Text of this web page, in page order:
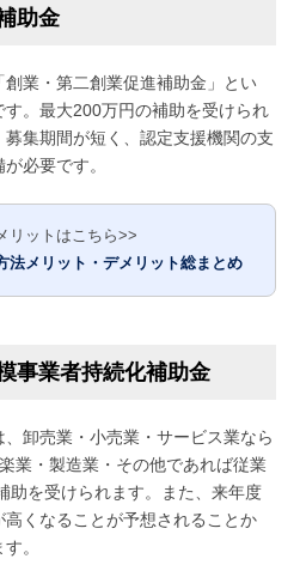
助金
業・第二創業促進補助金」とい
。最大200万円の補助を受けられ
集期間が短く、認定支援機関の支
必要です。
リットはこちら>>
法メリット・デメリット総まとめ
事業者持続化補助金
卸売業・小売業・サービス業なら
業・製造業・その他であれば従業
助を受けられます。また、来年度
くなることが予想されることか
。